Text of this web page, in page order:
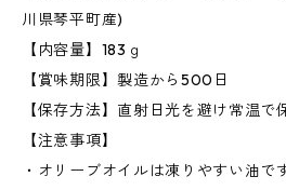
川県琴平町産)
【内容量】183ｇ
【賞味期限】製造から500日
【保存方法】直射日光を避け常温で
【注意事項】
・オリーブオイルは凍りやすい油で